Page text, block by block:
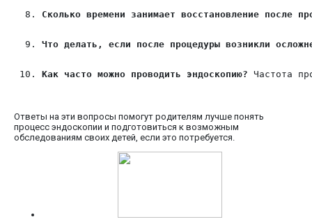
Сколько времени занимает восстановление после
Что делать, если после процедуры возникли
Как часто можно проводить эндоскопию? Частота
Ответы на эти вопросы помогут родителям лучше понять
процесс эндоскопии и подготовиться к возможным
обследованиям своих детей, если это потребуется.